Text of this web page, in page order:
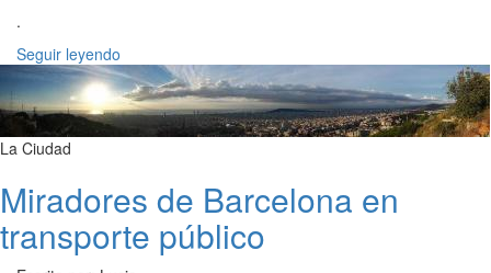
.
Seguir leyendo
La Ciudad
Miradores de Barcelona en
transporte público